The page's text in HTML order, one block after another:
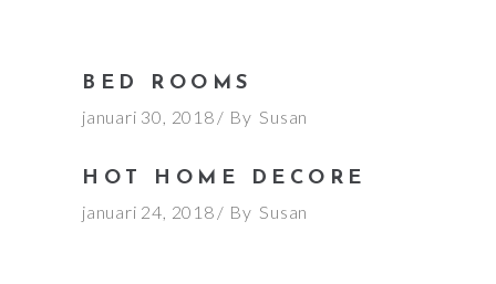
BED ROOMS
januari 30, 2018
By Susan
HOT HOME DECORE
januari 24, 2018
By Susan